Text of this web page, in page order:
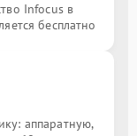
Infocus в
бесплатно
аппаратную,